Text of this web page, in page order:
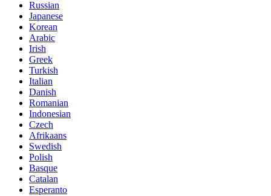
Russian
Japanese
Korean
Arabic
Irish
Greek
Turkish
Italian
Danish
Romanian
Indonesian
Czech
Afrikaans
Swedish
Polish
Basque
Catalan
Esperanto